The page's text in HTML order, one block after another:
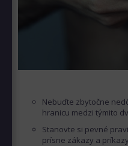
Nebuďte zbytočne
hranicu medzi týmito
Stanovte si pevné
prísne zákazy a